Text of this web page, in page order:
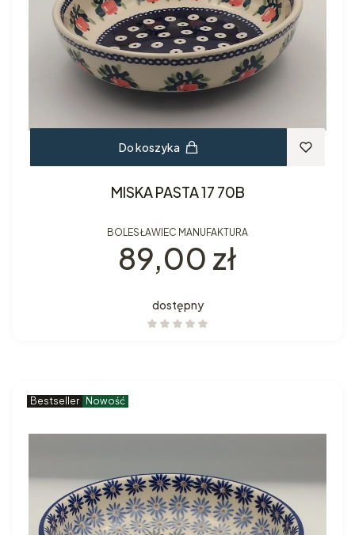
Do koszyka
MISKA PASTA 17 70B
BOLESŁAWIEC MANUFAKTURA
Cena
89,00 zł
dostępny
Bestseller Nowość